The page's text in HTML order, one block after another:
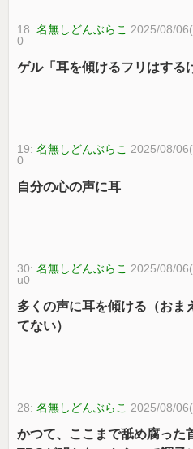
18:名無しどんぶらこ 2025/08/
0
ゲル「耳を傾けるフリはする
19:名無しどんぶらこ 2025/08/
0
自分の心の声に耳
30:名無しどんぶらこ 2025/08/
u0
多くの声に耳を傾ける（おま
てない）
28:名無しどんぶらこ 2025/08/
かつて、ここまで舐め腐った